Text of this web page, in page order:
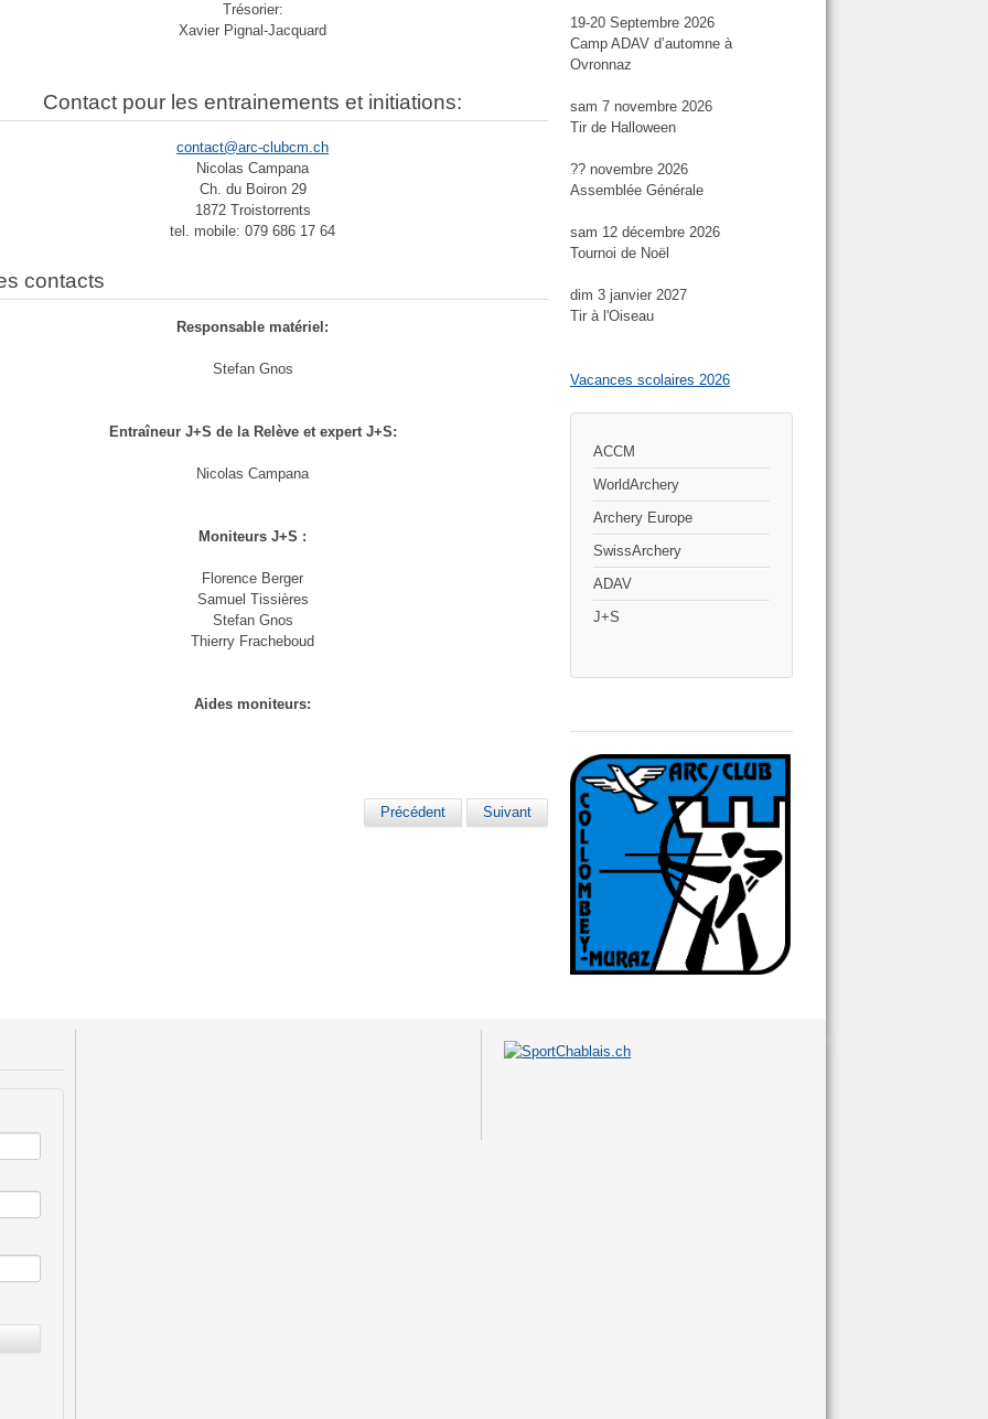
Trésorier:
Xavier Pignal-Jacquard
Contact pour les entrainements et initiations:
contact@arc-clubcm.ch
Nicolas Campana
Ch. du Boiron 29
1872 Troistorrents
tel. mobile: 079 686 17 64
contacts
Responsable matériel:
Stefan Gnos
Entraîneur J+S de la Relève et expert J+S:
Nicolas Campana
Moniteurs J+S :
Florence Berger
Samuel Tissières
Stefan Gnos
Thierry Fracheboud
Aides moniteurs:
Précédent Suivant
19-20 Septembre 2026
Camp ADAV d’automne à
Ovronnaz
sam 7 novembre 2026
Tir de Halloween
?? novembre 2026
Assemblée Générale
sam 12 décembre 2026
Tournoi de Noël
dim 3 janvier 2027
Tir à l'Oiseau
Vacances scolaires 2026
ACCM
WorldArchery
Archery Europe
SwissArchery
ADAV
J+S